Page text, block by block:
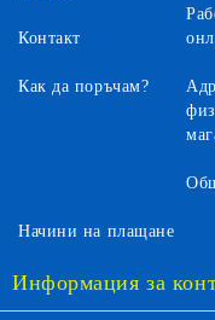
Контакт
Как да поръчам?
Начини на плащане
Информация за